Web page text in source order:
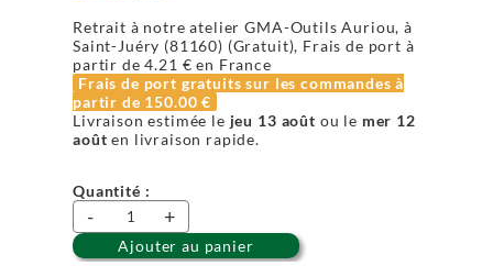
Retrait à notre atelier GMA-Outils Auriou, à
Saint-Juéry (81160) (Gratuit), Frais de port à
partir de4.21 € en France
Frais de port gratuits sur les commandes à
partir de 150.00 €
Livraison estimée le jeu 13 août ou le mer 12
août en livraison rapide.
Quantité :
- +
Ajouter au panier